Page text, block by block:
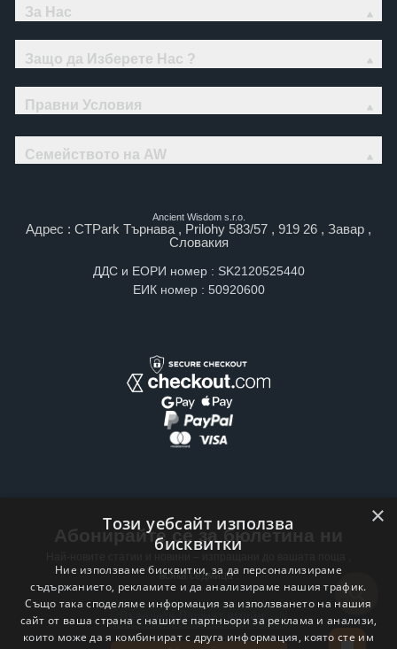
За Нас
Защо да Изберете Нас ?
Правни Условия
Семейството на AW
Ancient Wisdom s.r.o.
Адрес : CTPark Търнава , Prilohy 583/57 , 919 26 , Завар ,
Словакия
ДДС и ЕОРИ номер : SK2120525440
ЕИК номер : 50920600
Абонирайте се за бюлетина ни
всяка седмица .
Email address
×
Този уебсайт използва
бисквитки
Ние използваме бисквитки, за да персонализираме
съдържанието, рекламите и да анализираме нашия трафик.
Също така споделяме информация за използването на нашия
сайт от ваша страна с нашите партньори за реклама и анализи,
които може да я комбинират с друга информация, която сте им